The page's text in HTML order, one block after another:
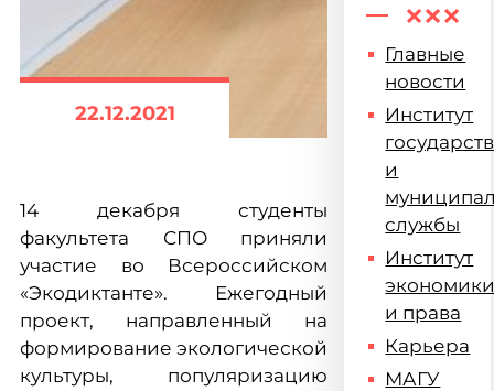
22.12.2021
14 декабря студенты
факультета СПО приняли
участие во Всероссийском
«Экодиктанте». Ежегодный
проект, направленный на
формирование экологической
культуры, популяризацию
Главные
новости
Институт
и
службы
Институт
и права
Карьера
МАГУ